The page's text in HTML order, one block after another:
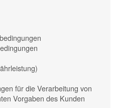
für die Verarbeitung von
Vorgaben des Kunden